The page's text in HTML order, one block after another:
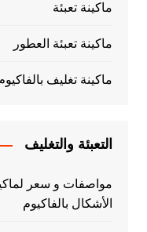
ماكينة تعبئة
ماكينة تعبئة العطور
ماكينة تغليف
التعبئة والتغليف
مواصفات و سعر
الأشكال بالفاكيوم